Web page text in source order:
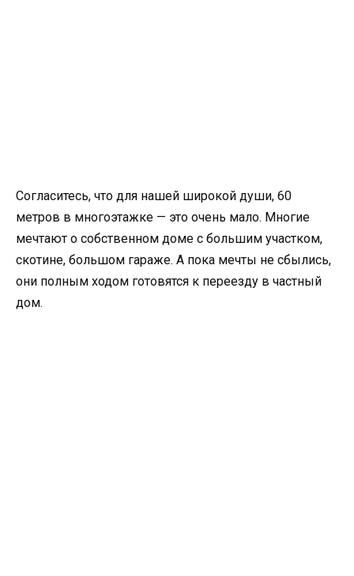
Согласитесь, что для нашей широкой души, 60
метров в многоэтажке — это очень мало. Многие
мечтают о собственном доме с большим участком,
скотине, большом гараже. А пока мечты не сбылись,
они полным ходом готовятся к переезду в частный
дом.